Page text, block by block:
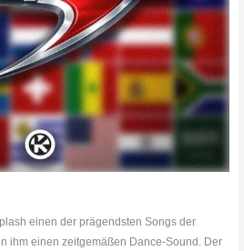
einen der prägendsten Songs der
ihm einen zeitgemäßen Dance-Sound. Der